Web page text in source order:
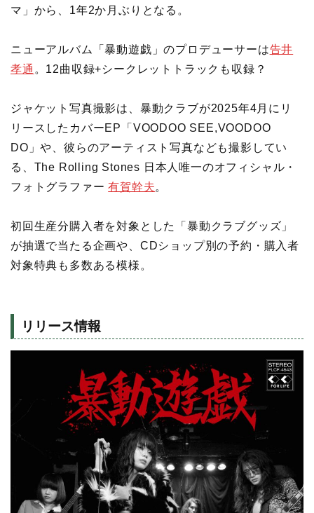
マ」から、1年2か月ぶりとなる。
ニューアルバム「暴動遊戯」のプロデューサーは告井
孝通 。12曲収録+シークレットトラックも収録？
ジャケット写真撮影は、暴動クラブが2025年4月にリ
リースしたカバーEP「VOODOO SEE,VOODOO
DO」や、彼らのアーティスト写真なども撮影してい
る、The Rolling Stones 日本人唯一のオフィシャル・
フォトグラファー有賀幹夫。
初回生産分購入者を対象とした「暴動クラブグッズ」
が抽選で当たる企画や、CDショップ別の予約・購入者
対象特典も多数ある模様。
リリース情報